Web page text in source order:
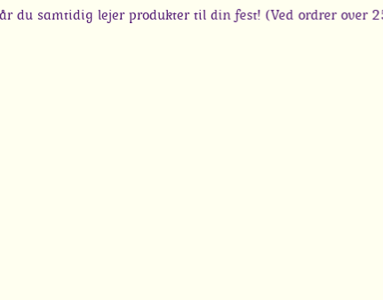
lejer produkter til din fest! (Ved ordrer over 250 kr)